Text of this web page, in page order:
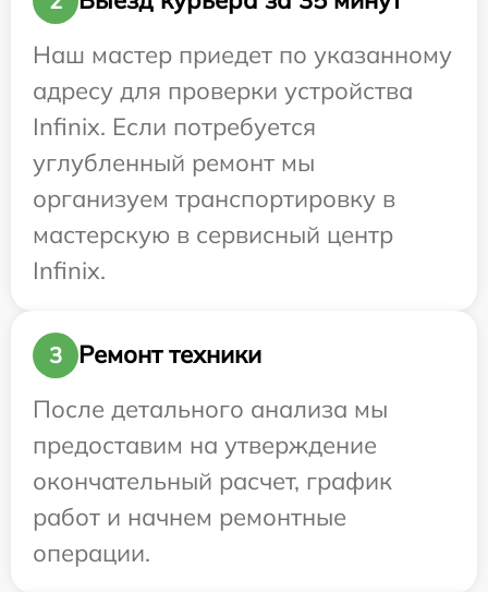
Наш мастер приедет по указанному
адресу для проверки устройства
Infinix. Если потребуется
углубленный ремонт мы
организуем транспортировку в
мастерскую в сервисный центр
Infinix.
3
Ремонт техники
После детального анализа мы
предоставим на утверждение
окончательный расчет, график
работ и начнем ремонтные
операции.